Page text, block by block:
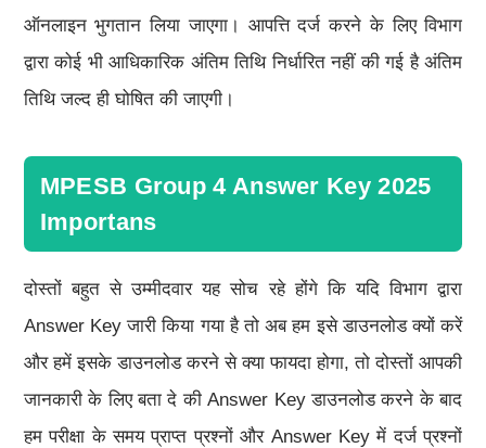
ऑनलाइन भुगतान लिया जाएगा। आपत्ति दर्ज करने के लिए विभाग
द्वारा कोई भी आधिकारिक अंतिम तिथि निर्धारित नहीं की गई है अंतिम
तिथि जल्द ही घोषित की जाएगी।
MPESB Group 4 Answer Key 2025
Importans
दोस्तों बहुत से उम्मीदवार यह सोच रहे होंगे कि यदि विभाग द्वारा
Answer Key जारी किया गया है तो अब हम इसे डाउनलोड क्यों करें
और हमें इसके डाउनलोड करने से क्या फायदा होगा, तो दोस्तों आपकी
जानकारी के लिए बता दे की Answer Key डाउनलोड करने के बाद
हम परीक्षा के समय प्राप्त प्रश्नों और Answer Key में दर्ज प्रश्नों